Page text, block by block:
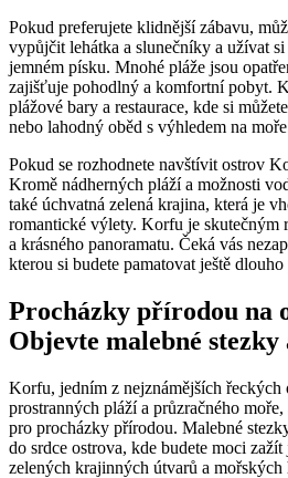
Pokud preferujete klidnější zábavu,
vypůjčit lehátka a slunečníky a užívat
jemném písku. Mnohé pláže jsou
zajišťuje pohodlný a komfortní pobyt.
plážové bary a restaurace, kde si
nebo lahodný oběd s výhledem na
Pokud se rozhodnete navštívit ostrov
Kromě nádherných pláží a možnosti
také úchvatná zelená krajina, která je
romantické výlety. Korfu je
a krásného panoramatu. Čeká vás
kterou si budete pamatovat ještě
Procházky přírodou na
Objevte malebné
Korfu, jedním z nejznámějších řeckých
prostranných pláží a průzračného
pro procházky přírodou. Malebné
do srdce ostrova, kde budete moci
zelených krajinných útvarů a mořských